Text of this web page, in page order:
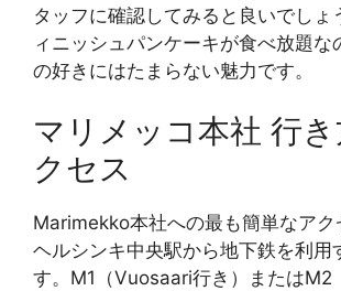
タッフに確認してみると良いでしょ
ィニッシュパンケーキが食べ放題な
の好きにはたまらない魅力です。
マリメッコ本社 行
クセス
Marimekko本社への最も簡単なアク
ヘルシンキ中央駅から地下鉄を利用
す。M1（Vuosaari行き）またはM2